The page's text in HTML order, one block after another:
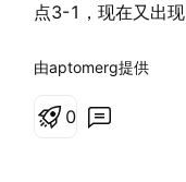
点3-1，现在又出
进场位置，有这样
由aptomerg提供
0